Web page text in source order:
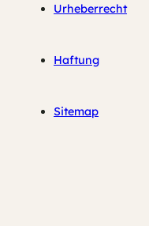
Urheberrecht
Haftung
Sitemap